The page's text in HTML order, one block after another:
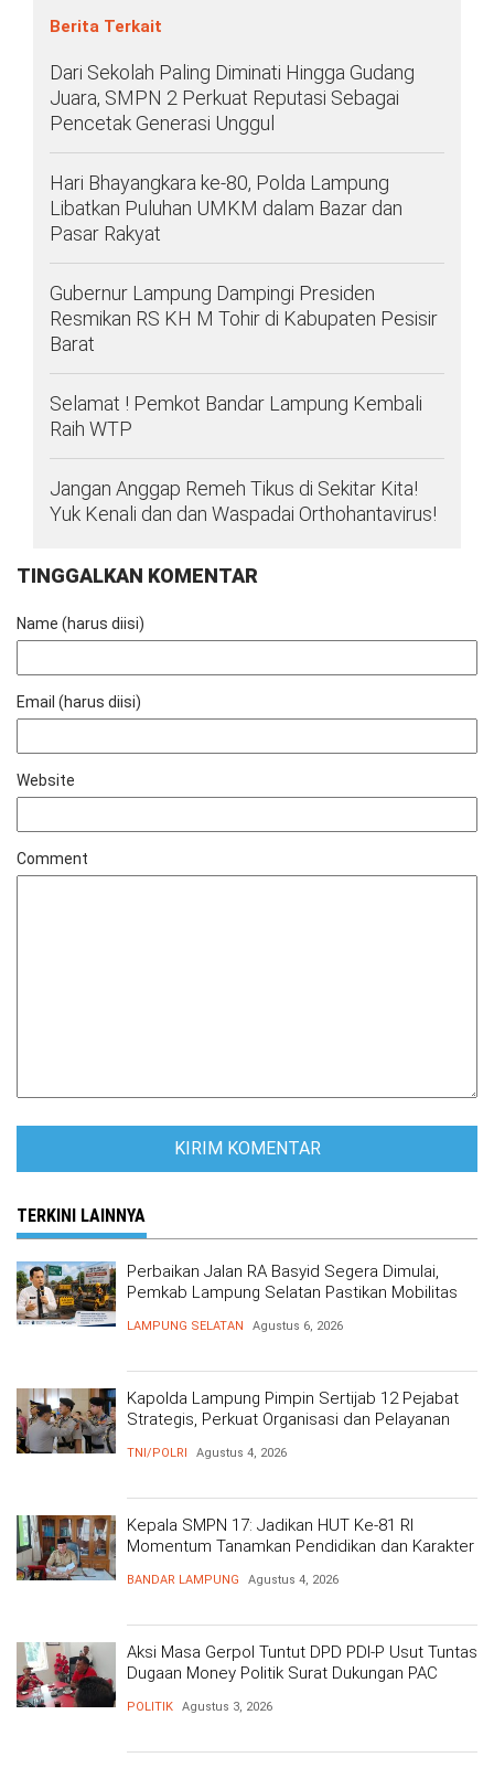
Berita Terkait
Dari Sekolah Paling Diminati Hingga Gudang
Juara, SMPN 2 Perkuat Reputasi Sebagai
Pencetak Generasi Unggul
Hari Bhayangkara ke-80, Polda Lampung
Libatkan Puluhan UMKM dalam Bazar dan
Pasar Rakyat
Gubernur Lampung Dampingi Presiden
Resmikan RS KH M Tohir di Kabupaten Pesisir
Barat
Selamat ! Pemkot Bandar Lampung Kembali
Raih WTP
Jangan Anggap Remeh Tikus di Sekitar Kita!
Yuk Kenali dan dan Waspadai Orthohantavirus!
TINGGALKAN KOMENTAR
Name (harus diisi)
Email (harus diisi)
Website
Comment
TERKINI LAINNYA
Perbaikan Jalan RA Basyid Segera Dimulai,
Pemkab Lampung Selatan Pastikan Mobilitas
LAMPUNG SELATAN Agustus 6, 2026
Kapolda Lampung Pimpin Sertijab 12 Pejabat
Strategis, Perkuat Organisasi dan Pelayanan
TNI/POLRI Agustus 4, 2026
Kepala SMPN 17: Jadikan HUT Ke-81 RI
Momentum Tanamkan Pendidikan dan Karakter
BANDAR LAMPUNG Agustus 4, 2026
Aksi Masa Gerpol Tuntut DPD PDI-P Usut Tuntas
Dugaan Money Politik Surat Dukungan PAC
POLITIK Agustus 3, 2026